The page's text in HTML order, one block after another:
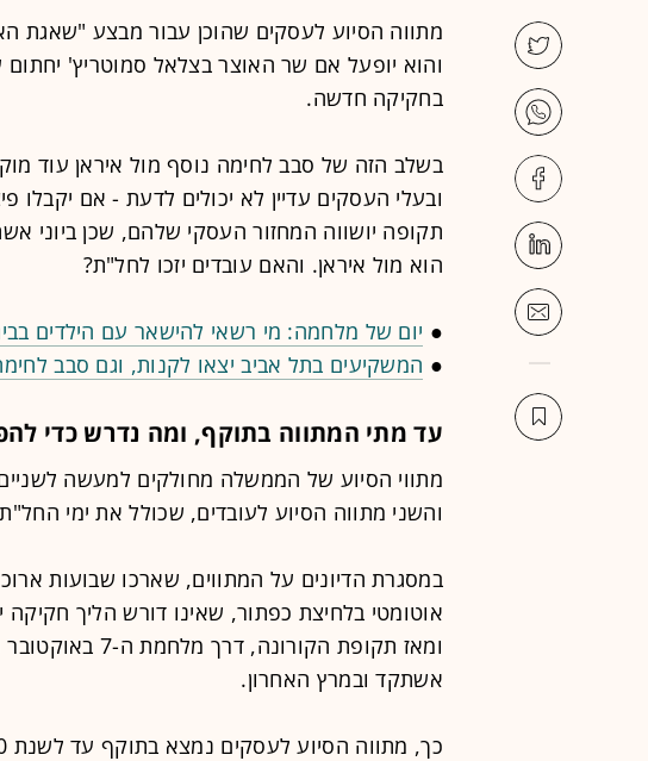
והוא יופעל אם שר האוצר בצלאל סמוטריץ'
בחקיקה חדשה.
בשלב הזה של סבב לחימה נוסף מול איראן עוד
ובעלי העסקים עדיין לא יכולים לדעת - אם יקבלו
תקופה יושווה המחזור העסקי שלהם, שכן ביוני
הוא מול איראן. והאם עובדים יזכו לחל"ת?
● יום של מלחמה: מי רשאי להישאר עם הילדים
● המשקיעים בתל אביב יצאו לקנות, וגם סבב
עד מתי המתווה בתוקף, ומה נדרש כדי
מתווי הסיוע של הממשלה מחולקים למעשה
והשני מתווה הסיוע לעובדים, שכולל את ימי
במסגרת הדיונים על המתווים, שארכו שבועות
אוטומטי בלחיצת כפתור, שאינו דורש הליך חקיקה
ומאז תקופת
אשתקד ובמרץ האחרון.